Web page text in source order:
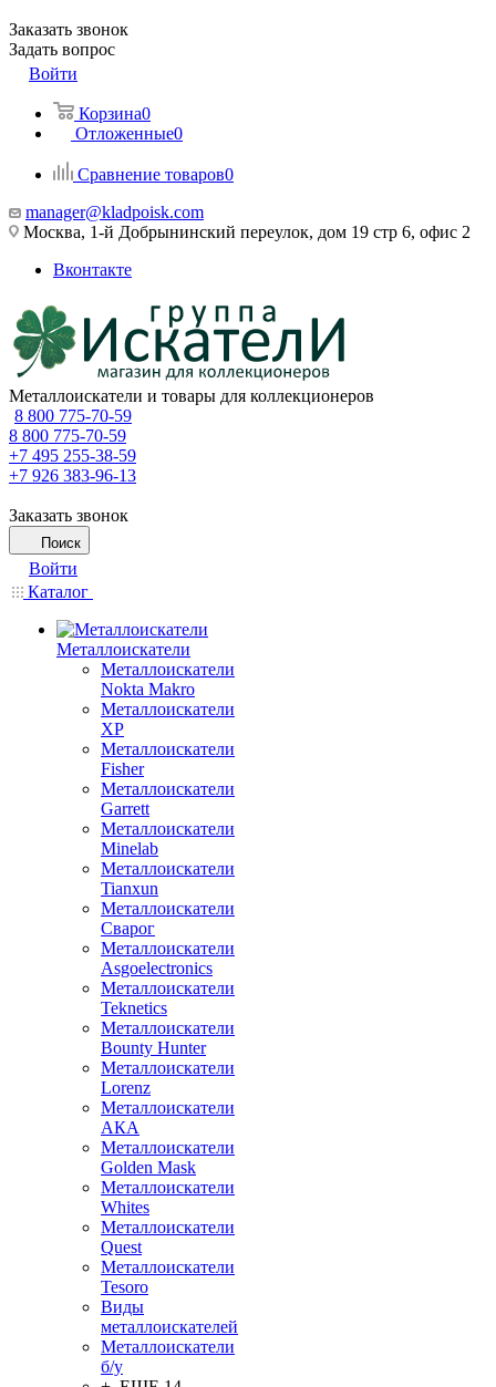
Заказать звонок
Задать вопрос
Войти
Корзина0
Отложенные0
Сравнение товаров0
manager@kladpoisk.com
Москва, 1-й Добрынинский переулок, дом 19 стр 6, офис 2
Вконтакте
Металлоискатели и товары для коллекционеров
8 800 775-70-59
8 800 775-70-59
+7 495 255-38-59
+7 926 383-96-13
Заказать звонок
Поиск
Войти
Каталог
Металлоискатели
Металлоискатели
Nokta Makro
Металлоискатели
XP
Металлоискатели
Fisher
Металлоискатели
Garrett
Металлоискатели
Minelab
Металлоискатели
Tianxun
Металлоискатели
Сварог
Металлоискатели
Asgoelectronics
Металлоискатели
Teknetics
Металлоискатели
Bounty Hunter
Металлоискатели
Lorenz
Металлоискатели
АКА
Металлоискатели
Golden Mask
Металлоискатели
Whites
Металлоискатели
Quest
Металлоискатели
Tesoro
Виды
металлоискателей
Металлоискатели
б/у